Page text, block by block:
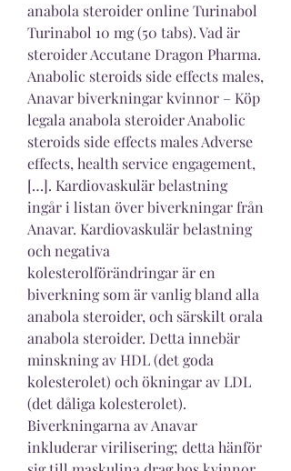
anabola steroider online Turinabol
Turinabol 10 mg (50 tabs). Vad är
steroider Accutane Dragon Pharma.
Anabolic steroids side effects males,
Anavar biverkningar kvinnor – Köp
legala anabola steroider Anabolic
steroids side effects males Adverse
effects, health service engagement,
[…]. Kardiovaskulär belastning
ingår i listan över biverkningar från
Anavar. Kardiovaskulär belastning
och negativa
kolesterolförändringar är en
biverkning som är vanlig bland alla
anabola steroider, och särskilt orala
anabola steroider. Detta innebär
minskning av HDL (det goda
kolesterolet) och ökningar av LDL
(det dåliga kolesterolet).
Biverkningarna av Anavar
inkluderar virilisering; detta hänför